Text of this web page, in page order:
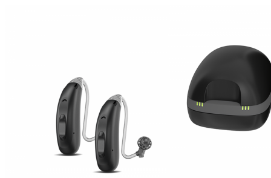
Signia Silk IX
Hoortoestelbatterijen
Domes
Onderhoudsartikelen
Signia Active Mini IX - Oplaadbaar
De Signia Active Mini IX is het nieuwste hoortoestel van Signia.